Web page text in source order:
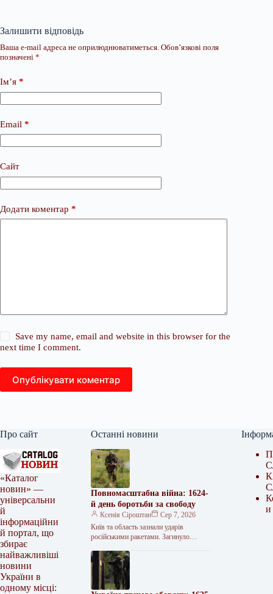
Залишити відповідь
Ваша e-mail адреса не оприлюднюватиметься. Обов’язкові поля
позначені *
Ім’я *
Email *
Сайт
Додати коментар *
Save my name, email and website in this browser for the
next time I comment.
Опублікувати коментар
Про сайт
«Каталог
новин» —
універсальни
й
інформаційни
й портал, що
збирає
найважливіші
новини
України в
одному місці:
Останні новини
Повномасштабна війна: 1624-
й день боротьби за свободу
Ксенія Сіроштан
Сер 7, 2026
Київ та область зазнали ударів
російськими ракетами. Загинуло
отримали поранення. Атаковано
цивільну інфраструктуру, зокрема
логістичні центри…
и